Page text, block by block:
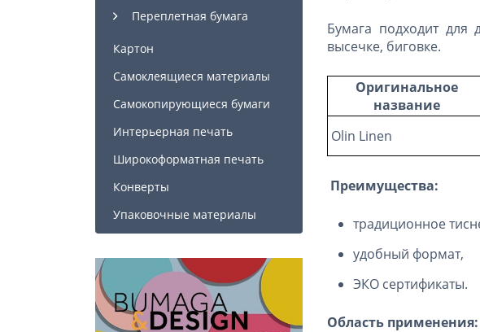
Переплетная бумага
Картон
Самоклеящиеся материалы
Самокопирующиеся бумаги
Интерьерная печать
Широкоформатная печать
Конверты
Упаковочные материалы
Бумага подходит для
высечке, биговке.
Оригинальное
название
Olin Linen
Преимущества:
традиционное
удобный формат,
ЭКО сертификаты.
Область применения: